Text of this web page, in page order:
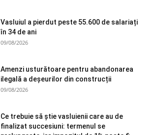
Vasluiul a pierdut peste 55.600 de salariați
în 34 de ani
09/08/2026
Amenzi usturătoare pentru abandonarea
ilegală a deșeurilor din construcții
09/08/2026
Ce trebuie să știe vasluienii care au de
finalizat succesiuni: termenul se